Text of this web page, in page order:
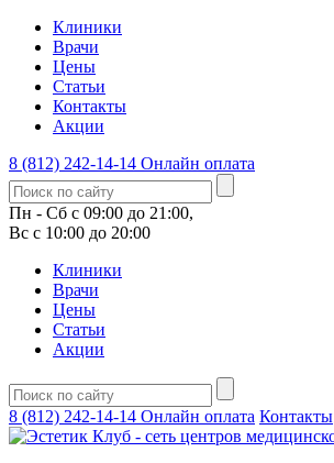
Клиники
Врачи
Цены
Статьи
Контакты
Акции
8 (812) 242-14-14 Онлайн оплата
Пн - Сб с 09:00 до 21:00,
Вс с 10:00 до 20:00
Клиники
Врачи
Цены
Статьи
Акции
8 (812) 242-14-14 Онлайн оплата Контакты